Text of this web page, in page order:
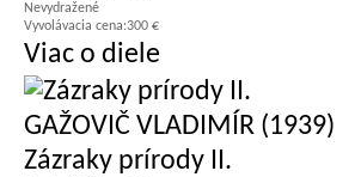
Nevydražené
Vyvolávacia cena:300 €
Viac o diele
GAŽOVIČ VLADIMÍR (1939)
Zázraky prírody II.